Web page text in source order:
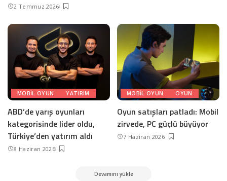
2 Temmuz 2026
MOBIL OYUN YATIRIM
ABD’de yarış oyunları
kategorisinde lider oldu,
Türkiye’den yatırım aldı
8 Haziran 2026
MOBIL OYUN OYUN
Oyun satışları patladı: Mobil
zirvede, PC güçlü büyüyor
7 Haziran 2026
Devamını yükle